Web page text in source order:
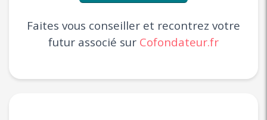
Faites vous conseiller et recontrez votre
futur associé sur Cofondateur.fr